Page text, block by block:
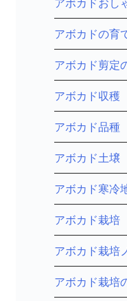
アボカドおし
アボカドの育
アボカド剪定
アボカド収穫
アボカド品種
アボカド土壌
アボカド寒冷
アボカド栽培
アボカド栽培
アボカド栽培